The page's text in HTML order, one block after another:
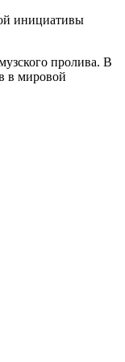
инициативы
пролива. В
в мировой